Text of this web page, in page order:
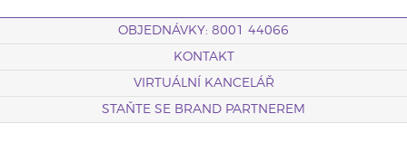
OBJEDNÁVKY: 8001 44066
KONTAKT
VIRTUÁLNÍ KANCELÁŘ
STAŇTE SE BRAND PARTNEREM